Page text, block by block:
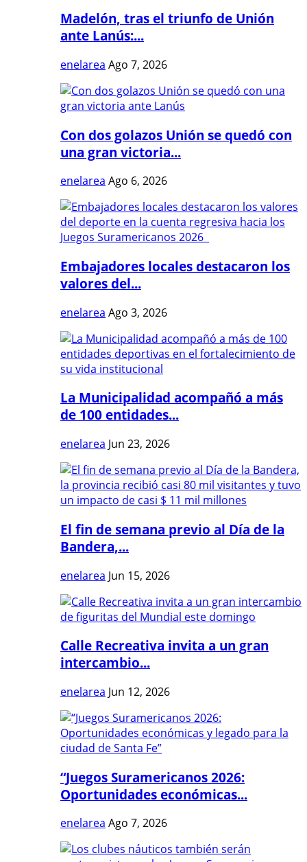
Madelón, tras el triunfo de Unión
ante Lanús:...
enelarea Ago 7, 2026
Con dos golazos Unión se quedó con
una gran victoria...
enelarea Ago 6, 2026
Embajadores locales destacaron los
valores del...
enelarea Ago 3, 2026
La Municipalidad acompañó a más
de 100 entidades...
enelarea Jun 23, 2026
El fin de semana previo al Día de la
Bandera,...
enelarea Jun 15, 2026
Calle Recreativa invita a un gran
intercambio...
enelarea Jun 12, 2026
“Juegos Suramericanos 2026:
Oportunidades económicas...
enelarea Ago 7, 2026